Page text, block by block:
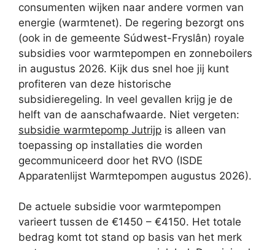
consumenten wijken naar andere vormen van
energie (warmtenet). De regering bezorgt ons
(ook in de gemeente Súdwest-Fryslân) royale
subsidies voor warmtepompen en zonneboilers
in augustus 2026. Kijk dus snel hoe jij kunt
profiteren van deze historische
subsidieregeling. In veel gevallen krijg je de
helft van de aanschafwaarde. Niet vergeten:
subsidie warmtepomp Jutrijp is alleen van
toepassing op installaties die worden
gecommuniceerd door het RVO (ISDE
Apparatenlijst Warmtepompen augustus 2026).
De actuele subsidie voor warmtepompen
varieert tussen de €1450 – €4150. Het totale
bedrag komt tot stand op basis van het merk